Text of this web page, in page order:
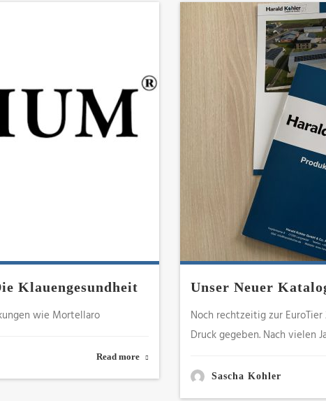
Klauengesundheit
wie Mortellaro
Read more
Unser Neuer
Noch rechtzeitig zur
Druck gegeben. Nach
Sascha Kohler